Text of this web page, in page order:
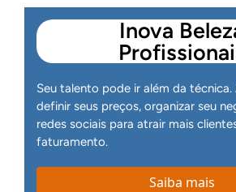
Inova
Seu talento pode ir além da técnica.
definir seus preços, organizar seu
redes sociais para atrair mais
faturamento.
Saiba mais